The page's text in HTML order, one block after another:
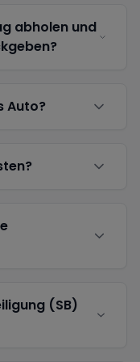
abholen und
Auto?
(SB)